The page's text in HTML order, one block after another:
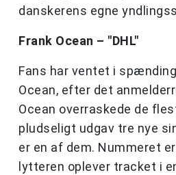
danskerens egne
Frank Ocean – "DHL"
Fans har ventet i
Ocean, efter det
Ocean overraskede de
pludseligt udgav tre nye
er en af dem. Nummeret
lytteren oplever tracket i